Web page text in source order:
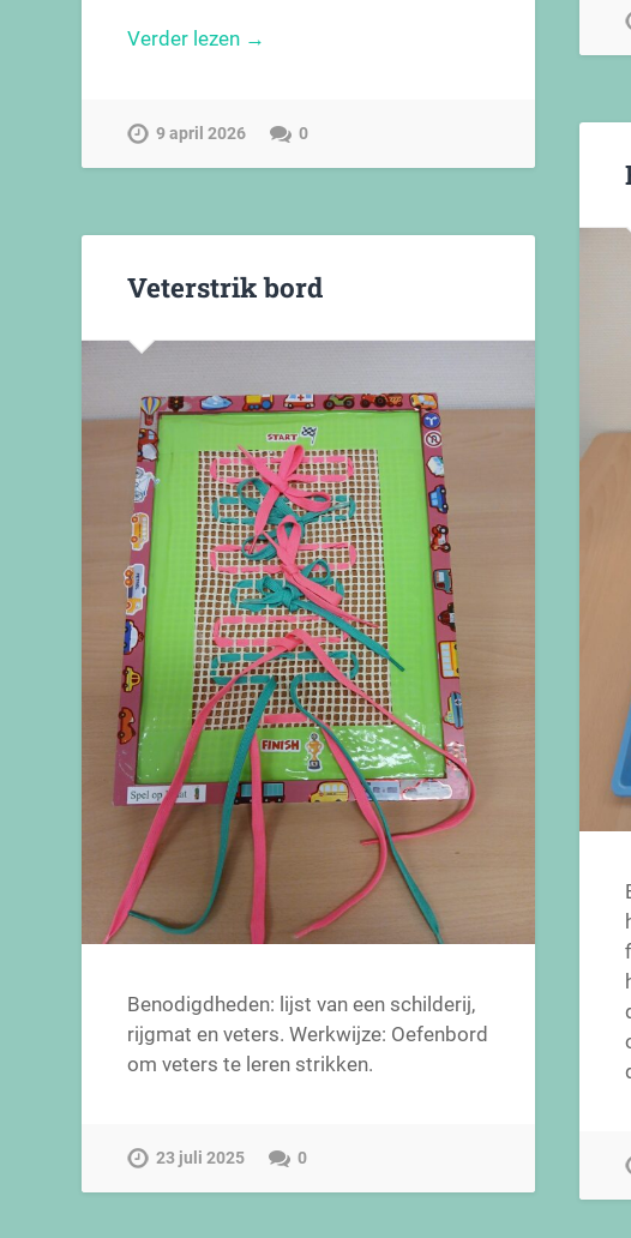
Verder lezen →
9 april 2026 0
Veterstrik bord
Benodigdheden: lijst van een schilderij,
rijgmat en veters. Werkwijze: Oefenbord
om veters te leren strikken.
23 juli 2025 0